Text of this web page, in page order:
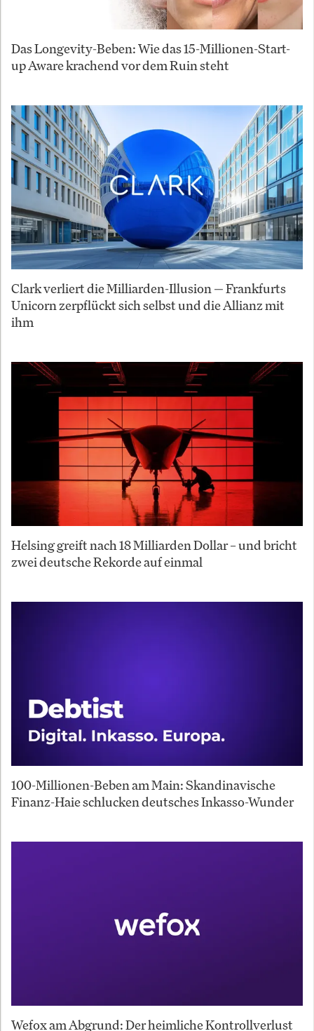
Das Longevity-Beben: Wie das 15-Millionen-Start-
up Aware krachend vor dem Ruin steht
Clark verliert die Milliarden-Illusion — Frankfurts
Unicorn zerpflückt sich selbst und die Allianz mit
ihm
Helsing greift nach 18 Milliarden Dollar – und bricht
zwei deutsche Rekorde auf einmal
100-Millionen-Beben am Main: Skandinavische
Finanz-Haie schlucken deutsches Inkasso-Wunder
Wefox am Abgrund: Der heimliche Kontrollverlust